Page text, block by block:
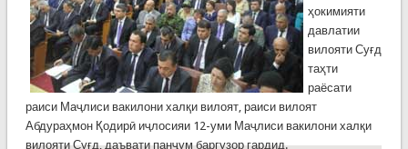
ҳокимияти
давлатии
вилояти Суғд
таҳти
раёсати
раиси Маҷлиси вакилони халқи вилоят, раиси вилоят
Абдураҳмон Қодирӣ иҷлосияи 12-уми Маҷлиси вакилони халқи
вилояти Суғд, даъвати панҷум баргузор гардид.